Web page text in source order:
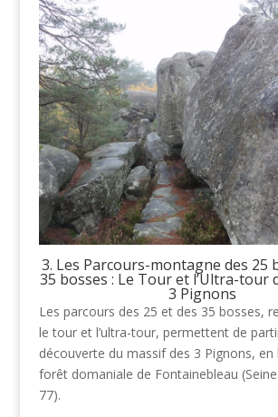
3. Les Parcours-montagne des 25
35 bosses : Le Tour et l’Ultra-tour
3 Pignons
Les parcours des 25 et des 35 bosses,
le tour et l’ultra-tour, permettent de
découverte du massif des 3 Pignons, en
forêt domaniale de Fontainebleau
77).